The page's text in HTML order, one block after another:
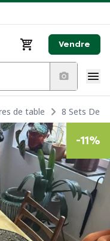
Vendre
de table 8 Sets De
-11%